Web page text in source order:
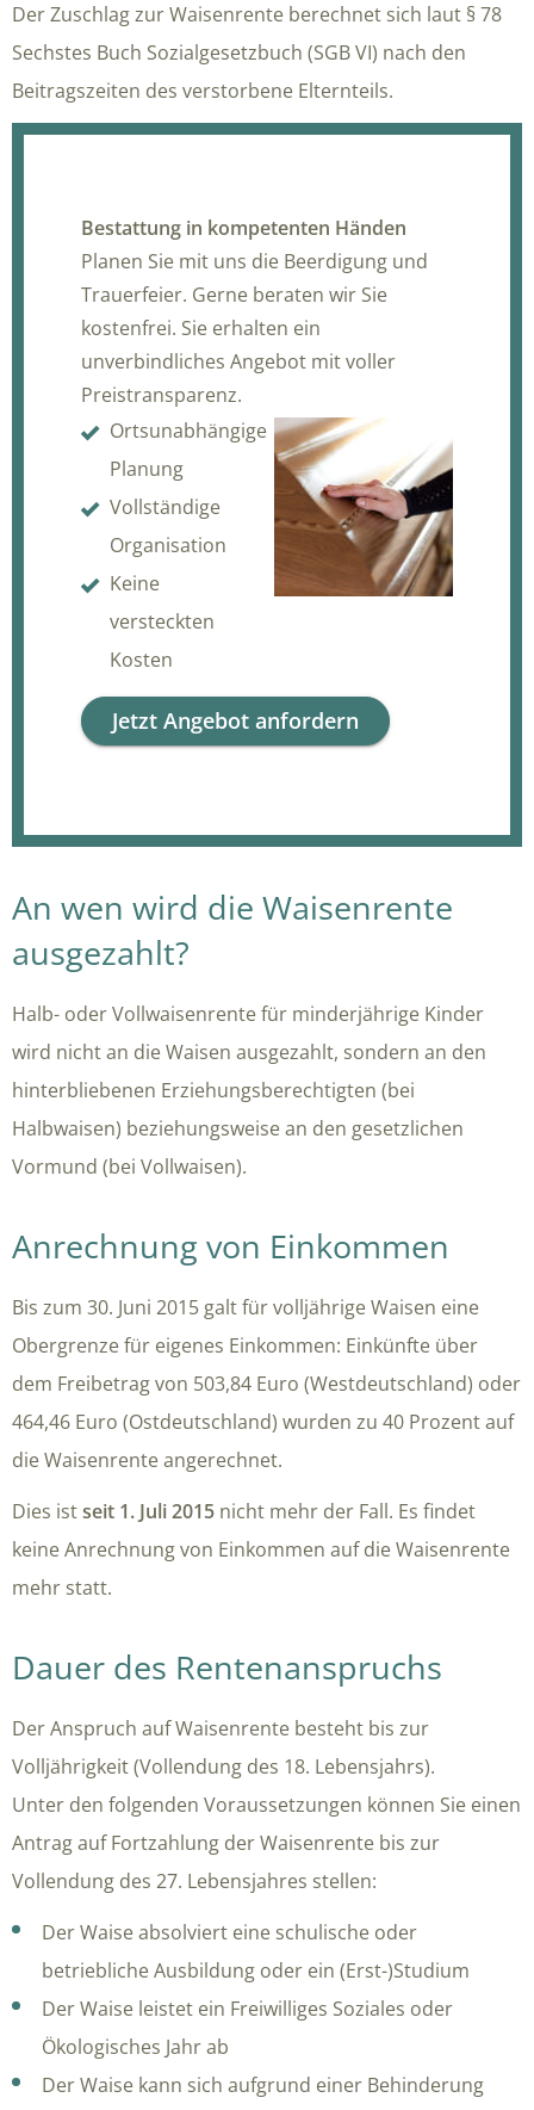
Der Zuschlag zur Waisenrente berechnet sich laut § 78
Sechstes Buch Sozialgesetzbuch (SGB VI) nach den
Beitragszeiten des verstorbene Elternteils.
Bestattung in kompetenten Händen
Planen Sie mit uns die Beerdigung und
Trauerfeier. Gerne beraten wir Sie
kostenfrei. Sie erhalten ein
unverbindliches Angebot mit voller
Preistransparenz.
Ortsunabhängige
Planung
Vollständige
Organisation
Keine
versteckten
Kosten
Jetzt Angebot anfordern
An wen wird die Waisenrente
ausgezahlt?
Halb- oder Vollwaisenrente für minderjährige Kinder
wird nicht an die Waisen ausgezahlt, sondern an den
hinterbliebenen Erziehungsberechtigten (bei
Halbwaisen) beziehungsweise an den gesetzlichen
Vormund (bei Vollwaisen).
Anrechnung von Einkommen
Bis zum 30. Juni 2015 galt für volljährige Waisen eine
Obergrenze für eigenes Einkommen: Einkünfte über
dem Freibetrag von 503,84 Euro (Westdeutschland) oder
464,46 Euro (Ostdeutschland) wurden zu 40 Prozent auf
die Waisenrente angerechnet.
Dies istseit 1. Juli 2015 nicht mehr der Fall. Es findet
keine Anrechnung von Einkommen auf die Waisenrente
mehr statt.
Dauer des Rentenanspruchs
Der Anspruch auf Waisenrente besteht bis zur
Volljährigkeit (Vollendung des 18. Lebensjahrs).
Unter den folgenden Voraussetzungen können Sie einen
Antrag auf Fortzahlung der Waisenrente bis zur
Vollendung des 27. Lebensjahres stellen:
Der Waise absolviert eine schulische oder
betriebliche Ausbildung oder ein (Erst-)Studium
Der Waise leistet ein Freiwilliges Soziales oder
Ökologisches Jahr ab
Der Waise kann sich aufgrund einer Behinderung